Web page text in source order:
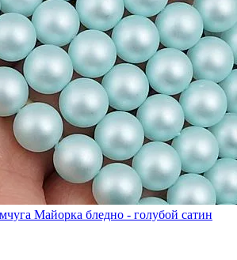
Майорка бледно - голубой сатин